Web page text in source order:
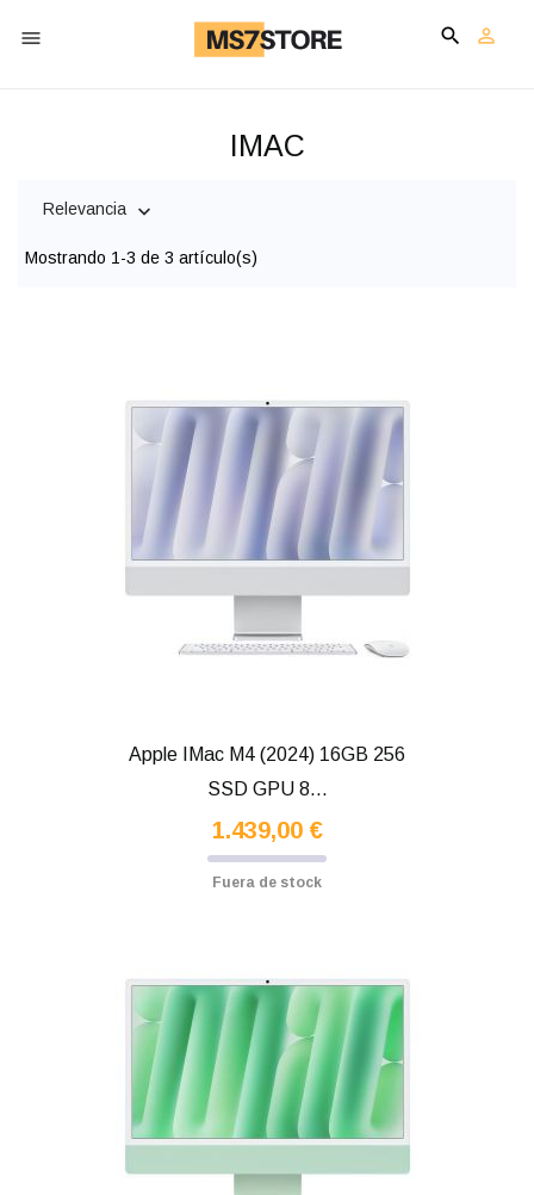
 

IMAC
Relevancia 
Mostrando 1-3 de 3 artí­culo(s)
Apple IMac M4 (2024) 16GB 256
SSD GPU 8...
1.439,00 €
Fuera de stock